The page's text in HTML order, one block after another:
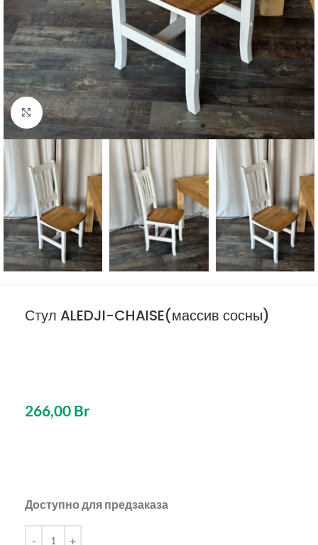
Нажмите, чтобы увеличить
Стул ALEDJI-CHAISE(массив сосны)
266,00 Br
Доступно для предзаказа